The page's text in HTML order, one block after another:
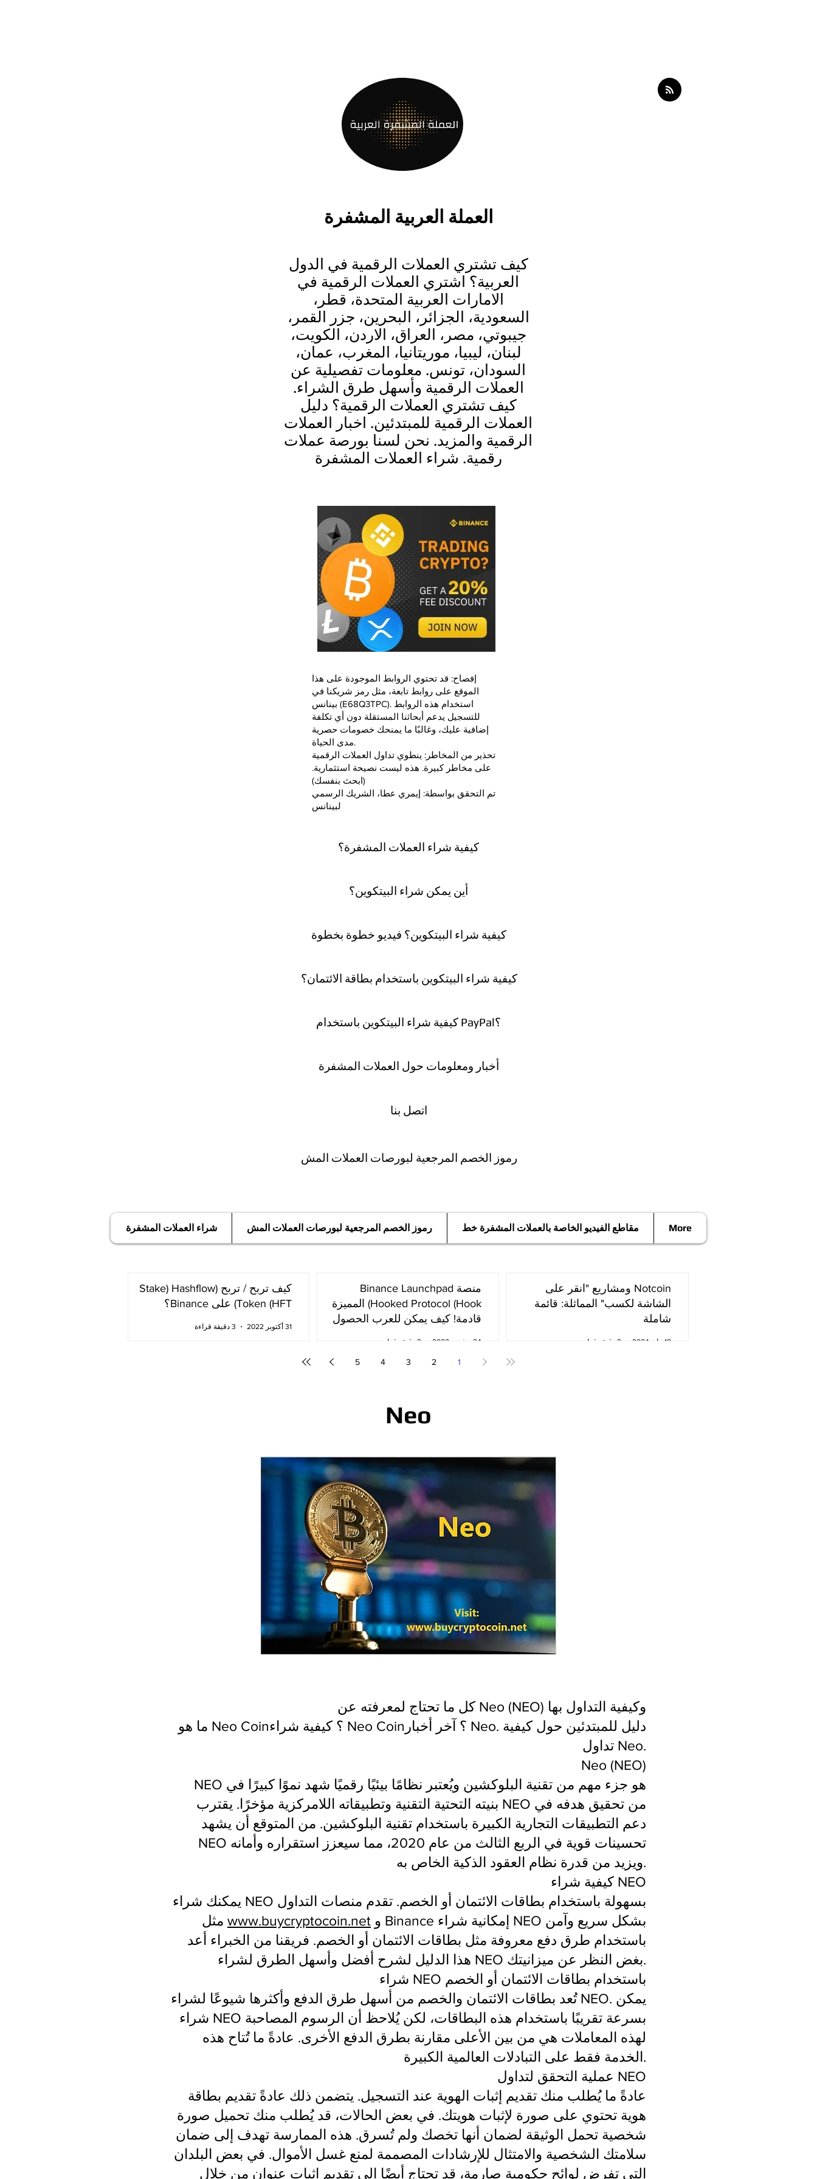
العملة العربية المشفرة
كيف تشتري العملات الرقمية في الدول
العربية؟ اشتري العملات الرقمية في
الامارات العربية المتحدة، قطر،
السعودية، الجزائر، البحرين، جزر القمر،
جيبوتي، مصر، العراق، الاردن، الكويت،
لبنان، ليبيا، موريتانيا، المغرب، عمان،
السودان، تونس. معلومات تفصيلية عن
العملات الرقمية وأسهل طرق الشراء.
كيف تشتري العملات الرقمية؟ دليل
العملات الرقمية للمبتدئين. اخبار العملات
الرقمية والمزيد. نحن لسنا بورصة عملات
رقمية. شراء العملات المشفرة
إفصاح: قد تحتوي الروابط الموجودة على هذا
الموقع على روابط تابعة، مثل رمز شريكنا في
بينانس (E68Q3TPC). استخدام هذه الروابط
للتسجيل يدعم أبحاثنا المستقلة دون أي تكلفة
إضافية عليك، وغالبًا ما يمنحك خصومات حصرية
مدى الحياة.
تحذير من المخاطر: ينطوي تداول العملات الرقمية
على مخاطر كبيرة. هذه ليست نصيحة استثمارية.
(ابحث بنفسك)
تم التحقق بواسطة: إيمري عطا، الشريك الرسمي
لبينانس
كيفية شراء العملات المشفرة؟
أين يمكن شراء البيتكوين؟
كيفية شراء البيتكوين؟ فيديو خطوة بخطوة
كيفية شراء البيتكوين باستخدام بطاقة الائتمان؟
كيفية شراء البيتكوين باستخدام PayPal؟
أخبار ومعلومات حول العملات المشفرة
اتصل بنا
رموز الخصم المرجعية لبورصات العملات المش
شراء العملات المشفرة رموز الخصم المرجعية لبورصات العملات المش مقاطع الفيديو الخاصة بالعملات المشفرة خط More
Notcoin ومشاريع "انقر على
الشاشة لكسب" المماثلة: قائمة
شاملة
18 مايو 2024 3 دقيقة قراءة
منصة Binance Launchpad
Hooked Protocol (Hook) المميزة
قادمة! كيف يمكن للعرب الحصول
24 نوفمبر 2022 2 دقيقة قراءة
كيف تربح / تربح (Stake) Hashflow
Token (HFT) على Binance؟
31 أكتوبر 2022 3 دقيقة قراءة
1
2
3
4
5
Neo
كل ما تحتاج لمعرفته عن Neo (NEO) وكيفية التداول بها
ما هو Neo Coin؟ كيفية شراء Neo Coin؟ آخر أخبار Neo. دليل للمبتدئين حول كيفية
تداول Neo.
Neo (NEO)
NEO هو جزء مهم من تقنية البلوكشين ويُعتبر نظامًا بيئيًا رقميًا شهد نموًا كبيرًا في
بنيته التحتية التقنية وتطبيقاته اللامركزية مؤخرًا. يقترب NEO من تحقيق هدفه في
دعم التطبيقات التجارية الكبيرة باستخدام تقنية البلوكشين. من المتوقع أن يشهد
NEO تحسينات قوية في الربع الثالث من عام 2020، مما سيعزز استقراره وأمانه
ويزيد من قدرة نظام العقود الذكية الخاص به.
كيفية شراء NEO
يمكنك شراء NEO بسهولة باستخدام بطاقات الائتمان أو الخصم. تقدم منصات التداول
www.buycryptocoin.net
باستخدام طرق دفع معروفة مثل بطاقات الائتمان أو الخصم. فريقنا من الخبراء أعد
هذا الدليل لشرح أفضل وأسهل الطرق لشراء NEO بغض النظر عن ميزانيتك.
شراء NEO باستخدام بطاقات الائتمان أو الخصم
تُعد بطاقات الائتمان والخصم من أسهل طرق الدفع وأكثرها شيوعًا لشراء NEO. يمكن
شراء NEO بسرعة تقريبًا باستخدام هذه البطاقات، لكن يُلاحظ أن الرسوم المصاحبة
لهذه المعاملات هي من بين الأعلى مقارنة بطرق الدفع الأخرى. عادةً ما تُتاح هذه
الخدمة فقط على التبادلات العالمية الكبيرة.
عملية التحقق لتداول NEO
عادةً ما يُطلب منك تقديم إثبات الهوية عند التسجيل. يتضمن ذلك عادةً تقديم بطاقة
هوية تحتوي على صورة لإثبات هويتك. في بعض الحالات، قد يُطلب منك تحميل صورة
شخصية تحمل الوثيقة لضمان أنها تخصك ولم تُسرق. هذه الممارسة تهدف إلى ضمان
سلامتك الشخصية والامتثال للإرشادات المصممة لمنع غسل الأموال. في بعض البلدان
التي تفرض لوائح حكومية صارمة، قد تحتاج أيضًا إلى تقديم إثبات عنوان من خلال